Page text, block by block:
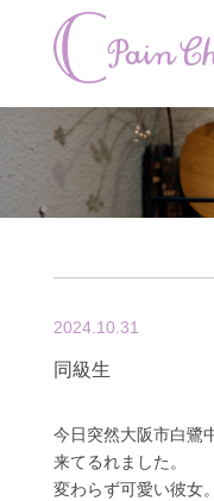
2024.10.31
同級生
今日突然大阪市白鷺
来てるれました。
変わらず可愛い彼女